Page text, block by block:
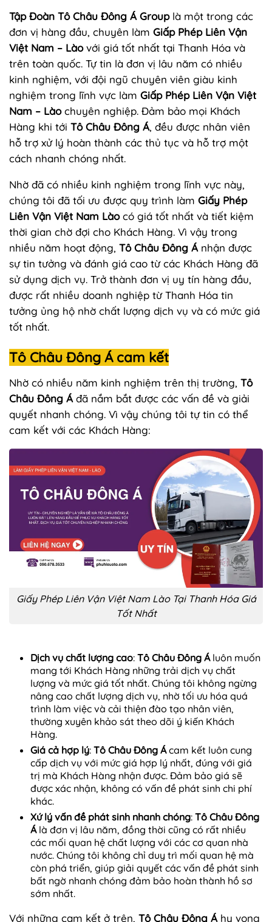
Tập Đoàn Tô Châu Đông Á Grouplà một trong các
đơn vị hàng đầu, chuyên làm Giấp Phép Liên Vận
Việt Nam – Làovới giá tốt nhất tại Thanh Hóa và
trên toàn quốc. Tự tin là đơn vị lâu năm có nhiều
kinh nghiệm, với đội ngũ chuyên viên giàu kinh
nghiệm trong lĩnh vực làm Giấp Phép Liên Vận Việt
Nam – Làochuyên nghiệp. Đảm bảo mọi Khách
Hàng khi tới Tô Châu Đông Á, đều được nhân viên
hỗ trợ xử lý hoàn thành các thủ tục và hỗ trợ một
cách nhanh chóng nhất.
Nhờ đã có nhiều kinh nghiệm trong lĩnh vực này,
chúng tôi đã tối ưu được quy trình làm Giấy Phép
Liên Vận Việt Nam Làocó giá tốt nhất và tiết kiệm
thời gian chờ đợi cho Khách Hàng. Vì vậy trong
nhiều năm hoạt động, Tô Châu Đông Ánhận được
sự tin tưởng và đánh giá cao từ các Khách Hàng đã
sử dụng dịch vụ. Trở thành đơn vị uy tín hàng đầu,
được rất nhiều doanh nghiệp từ Thanh Hóa tin
tưởng ủng hộ nhờ chất lượng dịch vụ và có mức giá
tốt nhất.
Tô Châu Đông Á cam kết
Nhờ có nhiều năm kinh nghiệm trên thị trường, Tô
Châu Đông Áđã nắm bắt được các vấn đề và giải
quyết nhanh chóng. Vì vậy chúng tôi tự tin có thể
cam kết với các Khách Hàng:
Giấy Phép Liên Vận Việt Nam Lào Tại Thanh Hóa Giá
Tốt Nhất
Dịch vụ chất lượng cao: Tô Châu Đông Áluôn muốn
mang tới Khách Hàng những trải dịch vụ chất
lượng và mức giá tốt nhất. Chúng tôi không ngừng
nâng cao chất lượng dịch vụ, nhờ tối ưu hóa quá
trình làm việc và cải thiện đào tạo nhân viên,
thường xuyên khảo sát theo dõi ý kiến Khách
Hàng.
Giá cả hợp lý: Tô Châu Đông Ácam kết luôn cung
cấp dịch vụ với mức giá hợp lý nhất, đúng với giá
trị mà Khách Hàng nhận được. Đảm bảo giá sẽ
được xác nhận, không có vấn đề phát sinh chi phí
khác.
Xứ lý vấn đề phát sinh nhanh chóng: Tô Châu Đông
Álà đơn vị lâu năm, đồng thời cũng có rất nhiều
các mối quan hệ chất lượng với các cơ quan nhà
nước. Chúng tôi không chỉ duy trì mối quan hệ mà
còn phá triển, giúp giải quyết các vấn đề phát sinh
bất ngờ nhanh chóng đảm bảo hoàn thành hồ sơ
sớm nhất.
Với những cam kết ở trên, Tô Châu Đông Áhy vọng